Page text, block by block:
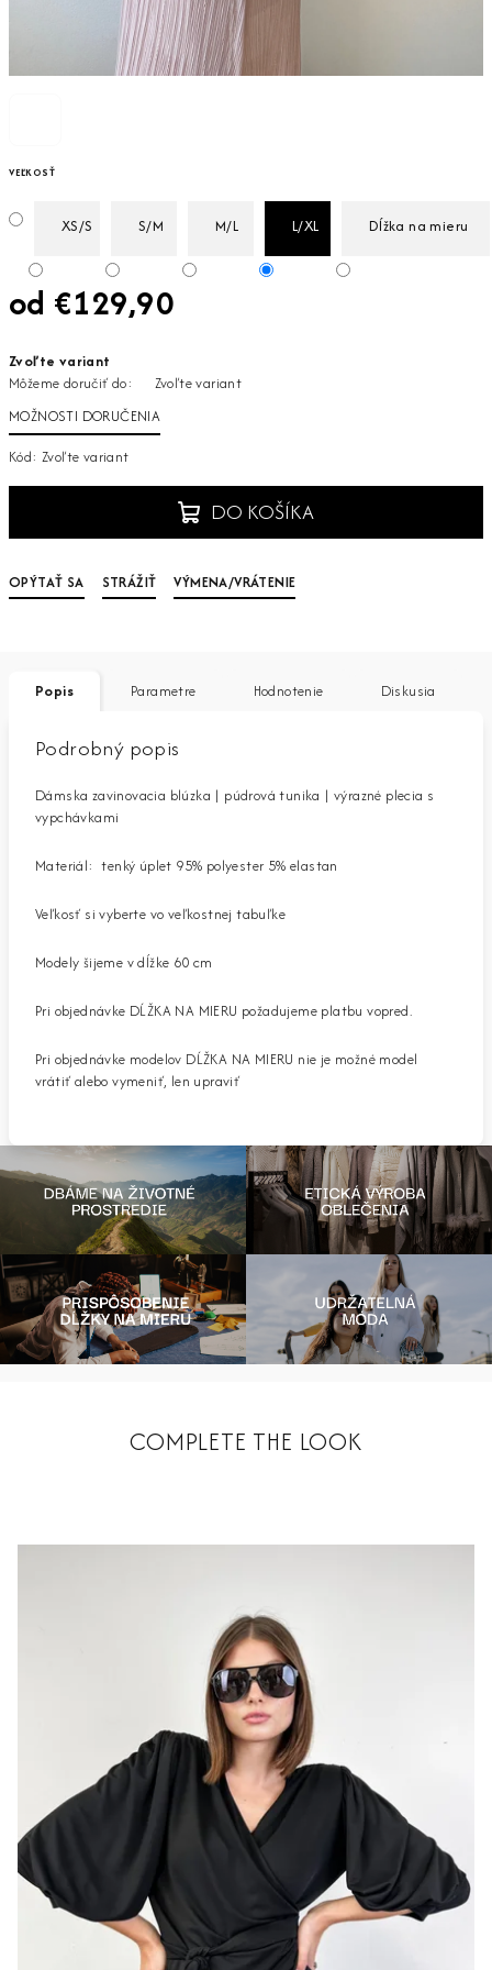
VEĽKOSŤ
XS/S S/M M/L L/XL Dĺžka na mieru
od €129,90
cena:
Zvoľte variant
Môžeme doručiť do:
Zvoľte variant
MOŽNOSTI DORUČENIA
Kód: Zvoľte variant
DO KOŠÍKA
OPÝTAŤ SA STRÁŽIŤ VÝMENA/VRÁTENIE
Popis Parametre Hodnotenie Diskusia
Podrobný popis
Dámska zavinovacia blúzka | púdrová tunika | výrazné plecia s
vypchávkami
Materiál: tenký úplet 95% polyester 5% elastan
Veľkosť si vyberte vo veľkostnej tabuľke
Modely šijeme v dĺžke 60 cm
Pri objednávke DĹŽKA NA MIERU požadujeme platbu vopred.
Pri objednávke modelov DĹŽKA NA MIERU nie je možné model
vrátiť alebo vymeniť, len upraviť
COMPLETE THE LOOK